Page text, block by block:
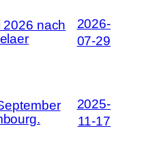
2026 nach
2026-
07-29
2025-
11-17